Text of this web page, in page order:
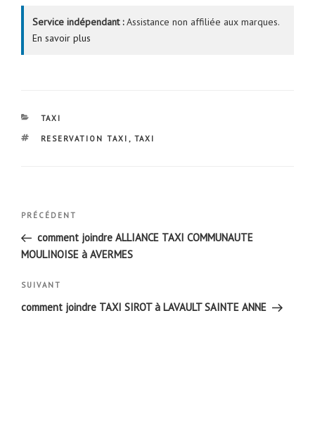
Service indépendant :Assistance non affiliée aux marques.
En savoir plus
CATÉGORIES
TAXI
ÉTIQUETTES
RESERVATION TAXI , TAXI
Navigation
l’article
Article
précédent
PRÉCÉDENT
comment joindre ALLIANCE TAXI COMMUNAUTE
MOULINOISE à AVERMES
Article
suivant
SUIVANT
comment joindre TAXI SIROT à LAVAULT SAINTE ANNE